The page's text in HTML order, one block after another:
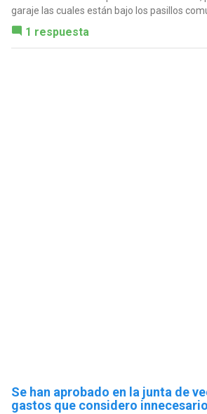
garaje las cuales están bajo los pasillos
1 respuesta
Se han aprobado en la junta de
gastos que considero